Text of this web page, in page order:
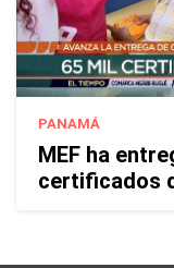
PANAMÁ
MEF ha
certificados